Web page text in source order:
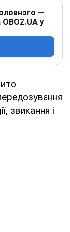
—
у
звикання і